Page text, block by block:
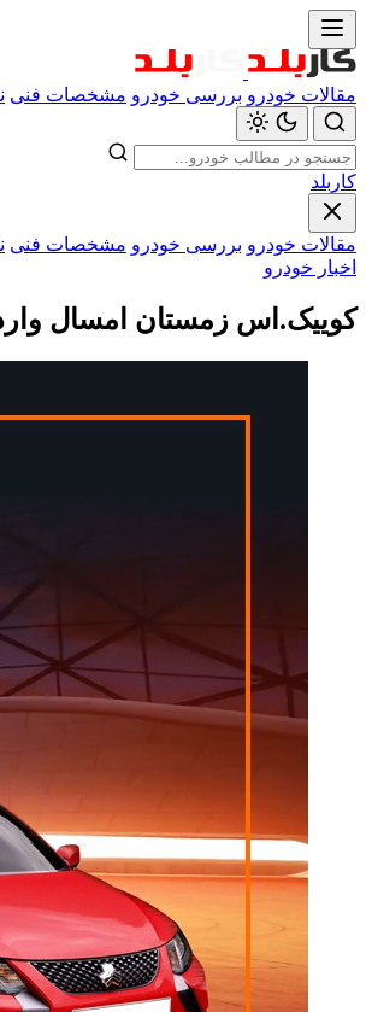
مقالات خودرو بررسی خودرو مشخصات فنی
کاربلد
مقالات خودرو بررسی خودرو مشخصات فنی
اخبار خودرو
کوییک.اس زمستان امسال